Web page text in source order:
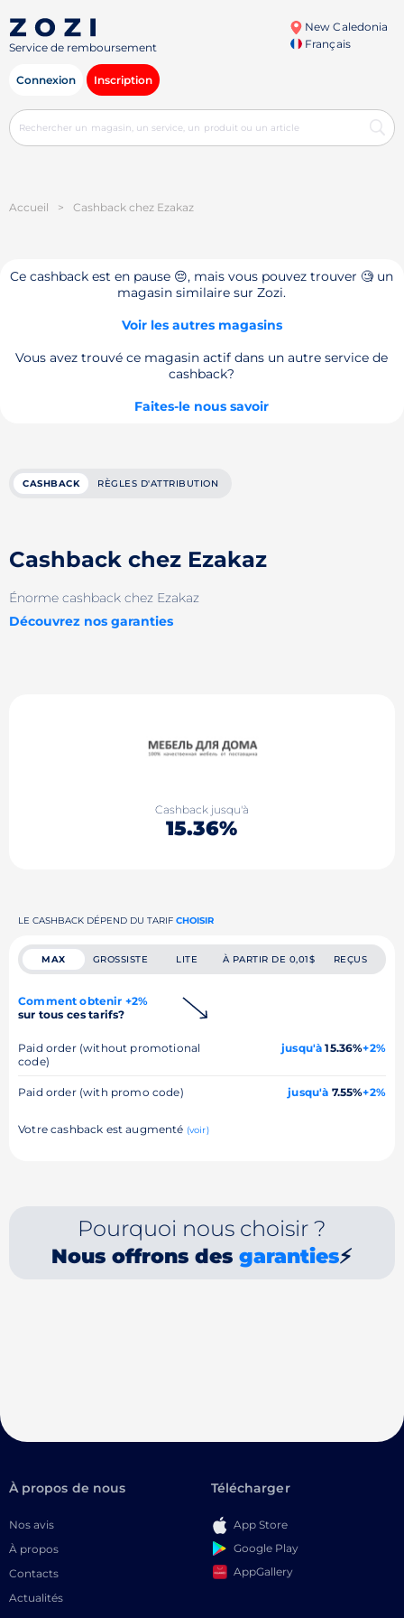
Service de remboursement
New Caledonia
Français
Connexion Inscription
Accueil > Cashback chez Ezakaz
Ce cashback est en pause 😔, mais vous pouvez trouver 🧐 un
magasin similaire sur Zozi.
Voir les autres magasins
Vous avez trouvé ce magasin actif dans un autre service de
cashback?
Faites-le nous savoir
CASHBACK RÈGLES D'ATTRIBUTION
Cashback chez Ezakaz
Énorme cashback chez Ezakaz
Découvrez nos garanties
Cashback jusqu'à
15.36%
LE CASHBACK DÉPEND DU TARIF CHOISIR
MAX GROSSISTE LITE À PARTIR DE 0,01$ REÇUS
Comment obtenir +2%
sur tous ces tarifs?
Paid order (without promotional
code)
jusqu'à 15.36%+2%
Paid order (with promo code) jusqu'à 7.55%+2%
Votre cashback est augmenté (voir)
Pourquoi nous choisir ?
Nous offrons desgaranties⚡
À propos de nous
Nos avis
À propos
Contacts
Actualités
Télécharger
App Store
Google Play
AppGallery